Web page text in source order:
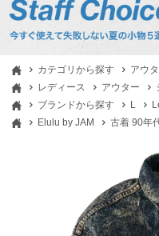
カテゴリから探す アウ
レディース
アウター
ブランドから探す
L
Elulu by JAM
古着 90年